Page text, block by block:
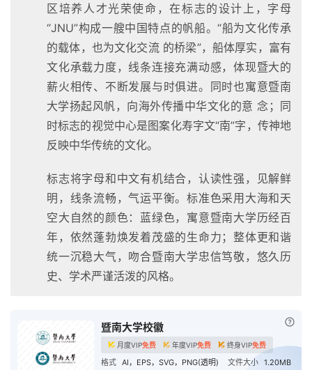
区培养人才光荣使命，在标志的设计上，字母
“JNU”构成一艘中国特点的帆船。“船为文化传承
的载体，也为文化交流 的桥梁”，船体厚实，富有
文化承载力度，线条连接充满动感，体现暨大的
薪火相传、不断发展与时俱进。同时也寓意暨南
大学扬起风帆，向海外传播中华文化的意 念；同
时标志的视觉中心是图案化寿字文“南”字，传神地
反映中华传统的文化。
标志将字母和中文有机结合，认读性强，见解鲜
明，线条流畅，气运平衡。标准色采用大海和天
空大自然的颜色：蓝绿色，寓意暨南大学历经百
年，依然蓬勃焕发着茂盛的生命力；整体更和谐
统一沉稳大气，吻合暨南大学忠信笃敬，悠久历
史、学术严谨活泼的风格。
暨南大学校徽
月度VIP免费 年度VIP免费 终身VIP免费
格式 AI，EPS，SVG，PNG(透明) 文件大小 1.20MB